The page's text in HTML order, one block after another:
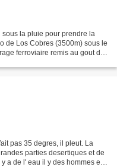
sous la pluie pour prendre la
de Los Cobres (3500m) sous le
ferroviaire remis au gout du
pas 35 degres, il pleut. La
parties desertiques et de
a de l' eau il y des hommes et